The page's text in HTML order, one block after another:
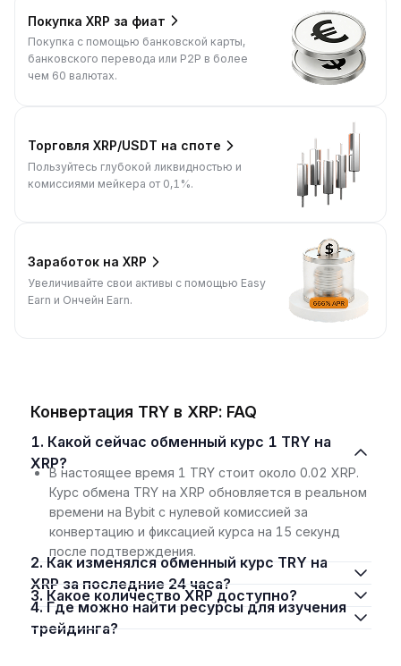
Покупка XRP за фиат
Покупка с помощью банковской карты,
банковского перевода или P2P в более
чем 60 валютах.
Торговля XRP/USDT на споте
Пользуйтесь глубокой ликвидностью и
комиссиями мейкера от 0,1%.
Заработок на XRP
Увеличивайте свои активы с помощью Easy
Earn и Ончейн Earn.
Конвертация TRY в XRP: FAQ
1. Какой сейчас обменный курс 1 TRY на
XRP?
В настоящее время 1 TRY стоит около 0.02 XRP.
Курс обмена TRY на XRP обновляется в реальном
времени на Bybit с нулевой комиссией за
конвертацию и фиксацией курса на 15 секунд
после подтверждения.
2. Как изменялся обменный курс TRY на
XRP за последние 24 часа?
3. Какое количество XRP доступно?
4. Где можно найти ресурсы для изучения
трейдинга?